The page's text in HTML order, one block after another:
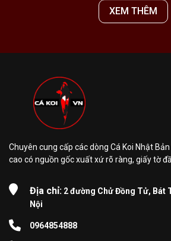
XEM THÊM
Chuyên cung cấp các dòng Cá Koi Nhật
cao có nguồn gốc xuất xứ rõ ràng, giấy tờ
Địa chỉ: 2 đường Chử Đồng Tử, Bát
Nội
0964854888